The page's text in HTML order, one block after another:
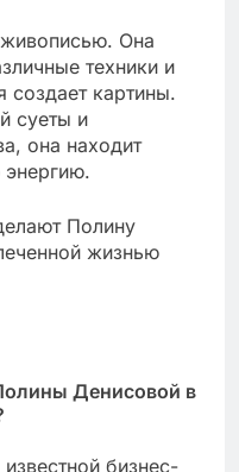
Она
техники и
создает картины.
суеты и
она находит
энергию.
Полину
жизнью
Денисовой в
бизнес-